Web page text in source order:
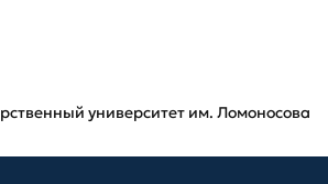
университет им. Ломоносова